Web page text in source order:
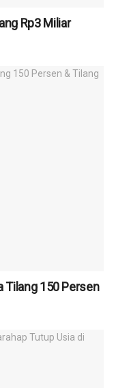
Rp3 Miliar
Tilang 150 Persen